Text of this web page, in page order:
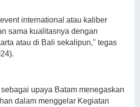
international atau kaliber
sama kualitasnya dengan
atau di Bali sekalipun," tegas
upaya Batam menegaskan
dalam menggelar Kegiatan